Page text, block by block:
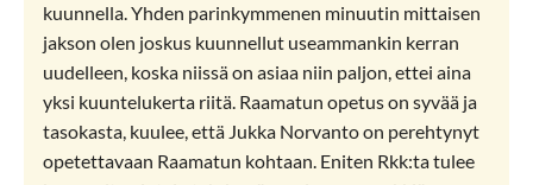
kuunnella. Yhden parinkymmenen minuutin mittaisen
jakson olen joskus kuunnellut useammankin kerran
uudelleen, koska niissä on asiaa niin paljon, ettei aina
yksi kuuntelukerta riitä. Raamatun opetus on syvää ja
tasokasta, kuulee, että Jukka Norvanto on perehtynyt
opetettavaan Raamatun kohtaan. Eniten Rkk:ta tulee